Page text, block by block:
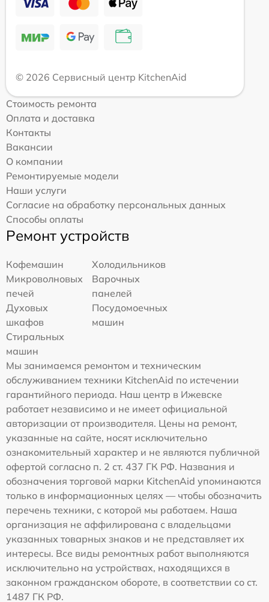
© 2026 Сервисный центр KitchenAid
Стоимость ремонта
Оплата и доставка
Контакты
Вакансии
О компании
Ремонтируемые модели
Наши услуги
Согласие на обработку персональных данных
Способы оплаты
Ремонт устройств
Кофемашин
Холодильников
Микроволновых
печей
Варочных
панелей
Духовых
шкафов
Посудомоечных
машин
Стиральных
машин
Мы занимаемся ремонтом и техническим
обслуживанием техники KitchenAid по истечении
гарантийного периода. Наш центр в Ижевске
работает независимо и не имеет официальной
авторизации от производителя. Цены на ремонт,
указанные на сайте, носят исключительно
ознакомительный характер и не являются публичной
офертой согласно п. 2 ст. 437 ГК РФ. Названия и
обозначения торговой марки KitchenAid упоминаются
только в информационных целях — чтобы обозначить
перечень техники, с которой мы работаем. Наша
организация не аффилирована с владельцами
указанных товарных знаков и не представляет их
интересы. Все виды ремонтных работ выполняются
исключительно на устройствах, находящихся в
законном гражданском обороте, в соответствии со ст.
1487 ГК РФ.